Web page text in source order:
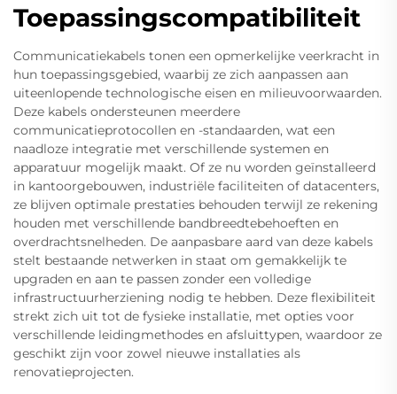
Toepassingscompatibiliteit
Communicatiekabels tonen een opmerkelijke veerkracht in
hun toepassingsgebied, waarbij ze zich aanpassen aan
uiteenlopende technologische eisen en milieuvoorwaarden.
Deze kabels ondersteunen meerdere
communicatieprotocollen en -standaarden, wat een
naadloze integratie met verschillende systemen en
apparatuur mogelijk maakt. Of ze nu worden geïnstalleerd
in kantoorgebouwen, industriële faciliteiten of datacenters,
ze blijven optimale prestaties behouden terwijl ze rekening
houden met verschillende bandbreedtebehoeften en
overdrachtsnelheden. De aanpasbare aard van deze kabels
stelt bestaande netwerken in staat om gemakkelijk te
upgraden en aan te passen zonder een volledige
infrastructuurherziening nodig te hebben. Deze flexibiliteit
strekt zich uit tot de fysieke installatie, met opties voor
verschillende leidingmethodes en afsluittypen, waardoor ze
geschikt zijn voor zowel nieuwe installaties als
renovatieprojecten.